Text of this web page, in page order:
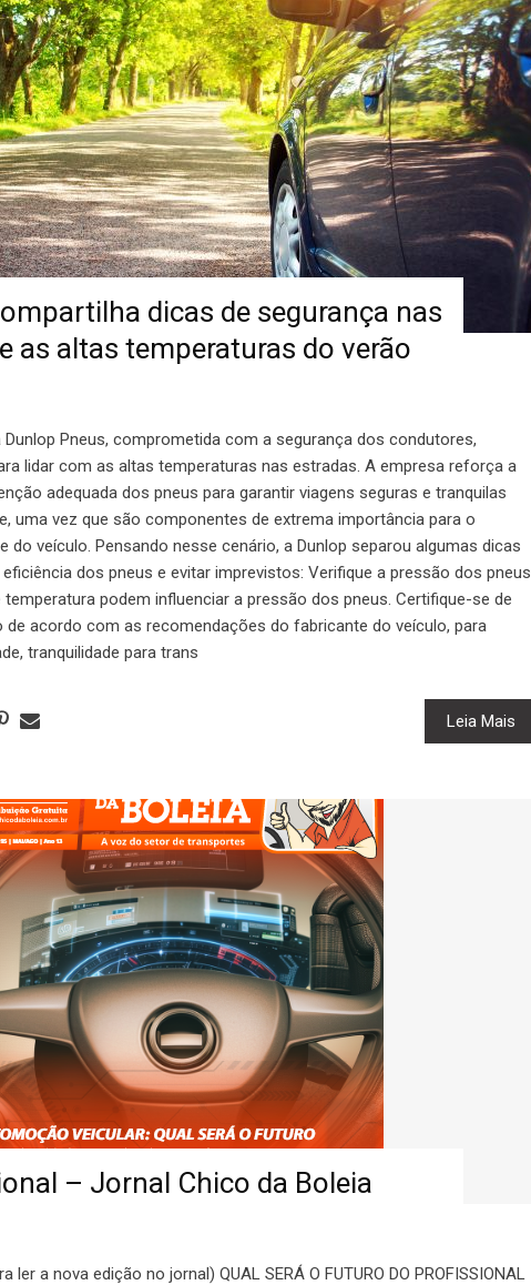
dicas de segurança nas
as altas temperaturas do verão
Pneus, comprometida com a segurança dos condutores,
lidar com as altas temperaturas nas estradas. A empresa reforça a
adequada dos pneus para garantir viagens seguras e tranquilas
uma vez que são componentes de extrema importância para o
do veículo. Pensando nesse cenário, a Dunlop separou algumas dicas
dos pneus e evitar imprevistos: Verifique a pressão dos pneus
podem influenciar a pressão dos pneus. Certifique-se de
de acordo com as recomendações do fabricante do veículo, para
tranquilidade para trans
Leia Mais
– Jornal Chico da Boleia
ler a nova edição no jornal) QUAL SERÁ O FUTURO DO PROFISSIONAL